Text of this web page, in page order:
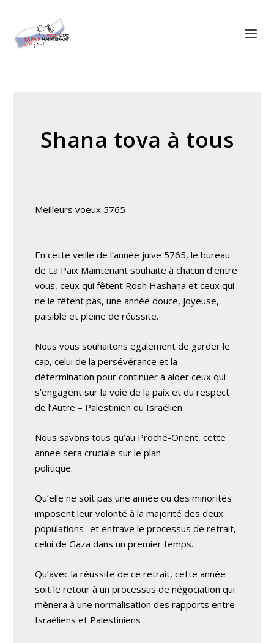
Shana tova à tous
Meilleurs voeux 5765
En cette veille de l’année juive 5765, le bureau
de La Paix Maintenant souhaite à chacun d’entre
vous, ceux qui fêtent Rosh Hashana et ceux qui
ne le fêtent pas, une année douce, joyeuse,
paisible et pleine de réussite.
Nous vous souhaitons egalement de garder le
cap, celui de la persévérance et la
détermination pour continuer à aider ceux qui
s’engagent sur la voie de la paix et du respect
de l’Autre – Palestinien ou Israélien.
Nous savons tous qu’au Proche-Orient, cette
annee sera cruciale sur le plan
politique.
Qu’elle ne soit pas une année ou des minorités
imposent leur volonté à la majorité des deux
populations -et entrave le processus de retrait,
celui de Gaza dans un premier temps.
Qu’avec la réussite de ce retrait, cette année
soit le retour à un processus de négociation qui
mènera à une normalisation des rapports entre
Israéliens et Palestiniens .